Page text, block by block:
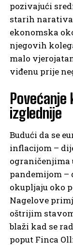
pozivajući
starih
ekonomska
njegovih
malo
viđenu prije
Povećanje
izglednije
Budući da se
inflacijom –
ograničenjima
pandemijom –
okupljaju oko
Nagelove
oštrijim
blaži kad se
poput Finca